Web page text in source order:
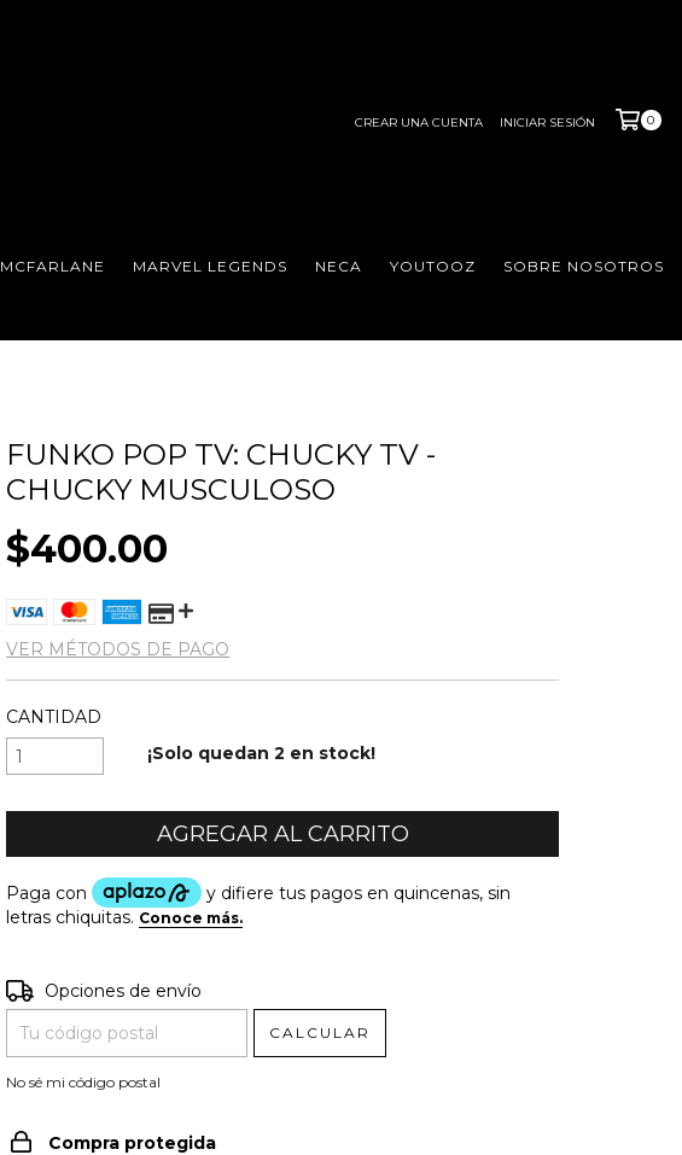
CREAR UNA CUENTA INICIAR SESIÓN 0
MCFARLANE MARVEL LEGENDS NECA YOUTOOZ SOBRE NOSOTROS
FUNKO POP TV: CHUCKY TV -
CHUCKY MUSCULOSO
$400.00
VER MÉTODOS DE PAGO
CANTIDAD
¡Solo quedan2 en stock!
Entregas para el CP:
Opciones de envío
CALCULAR
No sé mi código postal
Compra protegida